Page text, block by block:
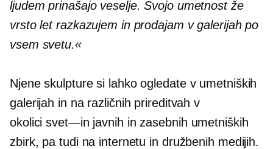
ljudem prinašajo veselje. Svojo umetnost že
vrsto let razkazujem in prodajam v galerijah po
vsem svetu.«
Njene skulpture si lahko ogledate v umetniških
galerijah in na različnih prireditvah v
okolicisvet—in javnih in zasebnih umetniških
zbirk, pa tudi na internetu in družbenih medijih.